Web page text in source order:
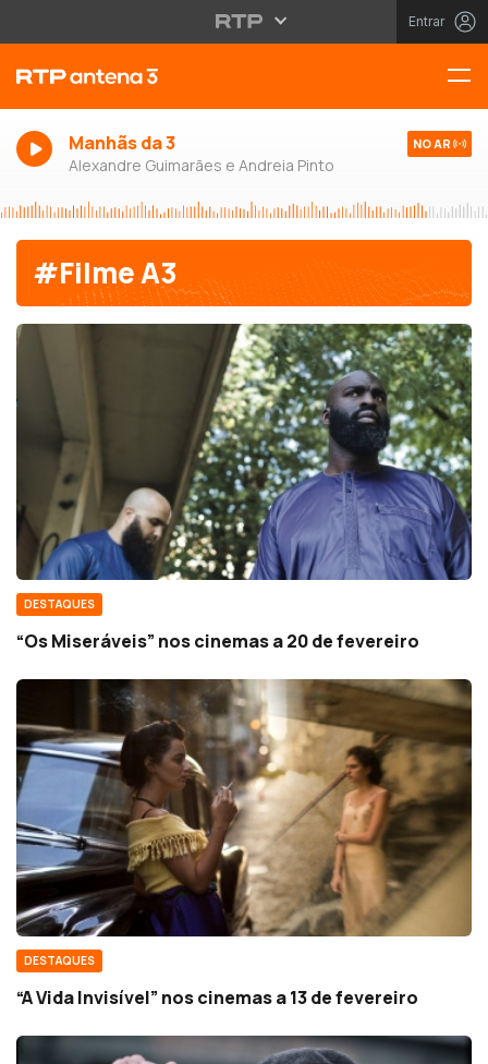
Entrar
Manhãs da 3
Alexandre Guimarães e Andreia Pinto
NO AR
#Filme A3
DESTAQUES
“Os Miseráveis” nos cinemas a 20 de fevereiro
DESTAQUES
“A Vida Invisível” nos cinemas a 13 de fevereiro